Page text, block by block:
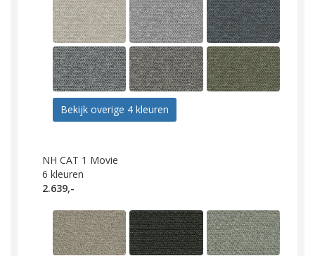
Bekijk overige 4 kleuren
NH CAT 1 Movie
6 kleuren
2.639,-